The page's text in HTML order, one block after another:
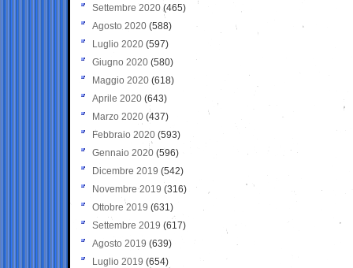
Settembre 2020(465)
Agosto 2020 (588)
Luglio 2020 (597)
Giugno 2020 (580)
Maggio 2020 (618)
Aprile 2020 (643)
Marzo 2020 (437)
Febbraio 2020 (593)
Gennaio 2020 (596)
Dicembre 2019 (542)
Novembre 2019 (316)
Ottobre 2019 (631)
Settembre 2019 (617)
Agosto 2019 (639)
Luglio 2019 (654)